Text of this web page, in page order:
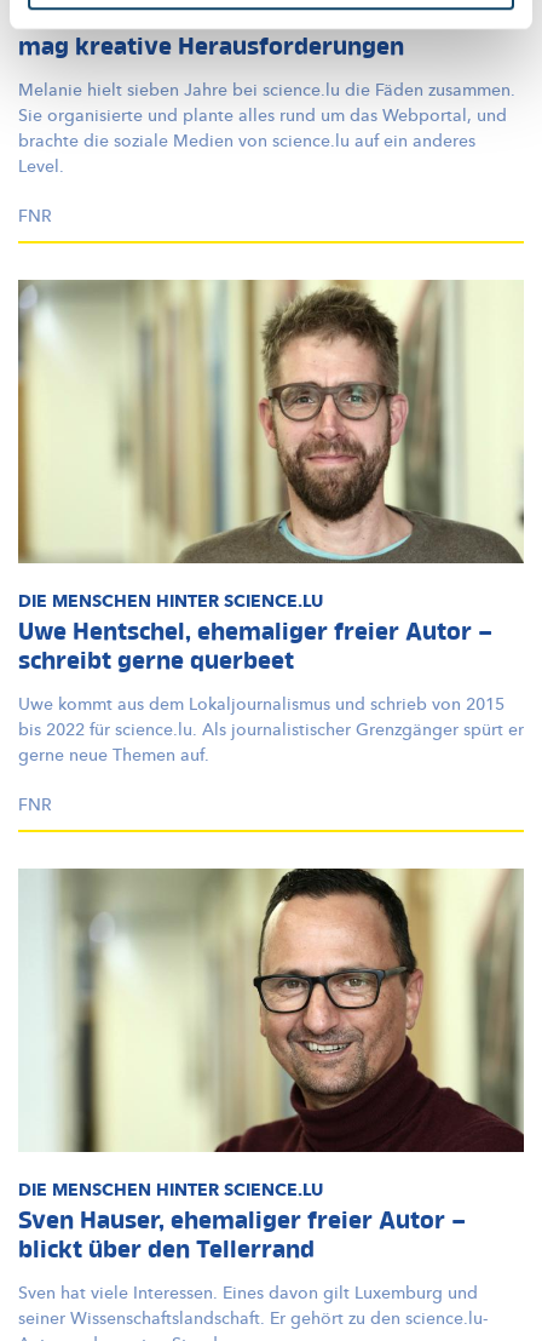
Melanie Reuter, ehemalige Redakteurin –
mag kreative Herausforderungen
Melanie hielt sieben Jahre bei science.lu die Fäden zusammen.
Sie organisierte und plante alles rund um das Webportal, und
brachte die soziale Medien von science.lu auf ein anderes
Level.
FNR
DIE MENSCHEN HINTER SCIENCE.LU
Uwe Hentschel, ehemaliger freier Autor –
schreibt gerne querbeet
Uwe kommt aus dem Lokaljournalismus und schrieb von 2015
bis 2022 für science.lu. Als journalistischer Grenzgänger spürt er
gerne neue Themen auf.
FNR
DIE MENSCHEN HINTER SCIENCE.LU
Sven Hauser, ehemaliger freier Autor –
blickt über den Tellerrand
Sven hat viele Interessen. Eines davon gilt Luxemburg und
seiner Wissenschaftslandschaft. Er gehört zu den science.lu-